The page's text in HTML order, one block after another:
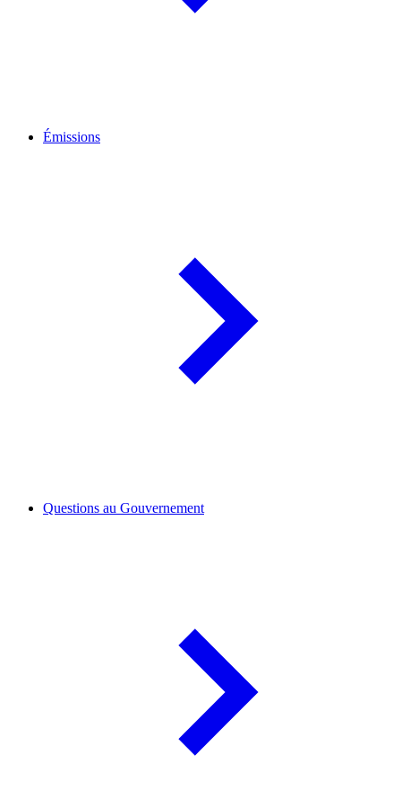
Émissions
Questions au Gouvernement